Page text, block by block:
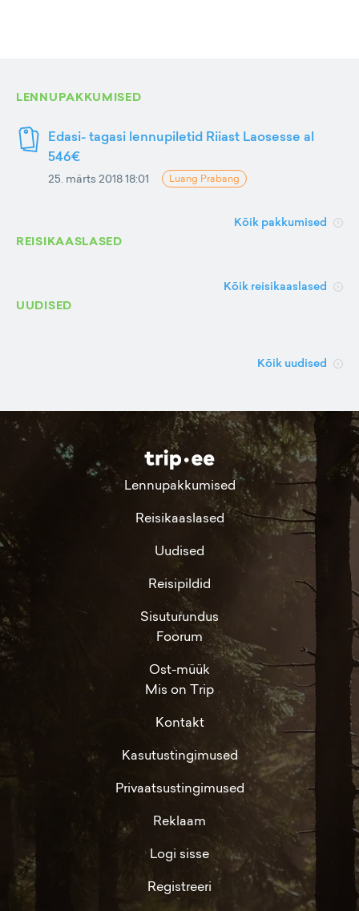
LENNUPAKKUMISED
Edasi- tagasi lennupiletid Riiast Laosesse al
546€
25. märts 2018 18:01 Luang Prabang
Kõik pakkumised
REISIKAASLASED
Kõik reisikaaslased
UUDISED
Kõik uudised
Lennupakkumised
Reisikaaslased
Uudised
Reisipildid
Sisuturundus
Foorum
Ost-müük
Mis on Trip
Kontakt
Kasutustingimused
Privaatsustingimused
Reklaam
Logi sisse
Registreeri